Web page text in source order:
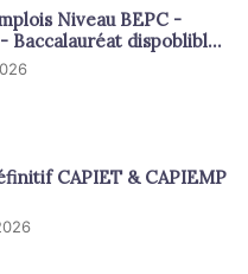
Niveau BEPC -
Baccalauréat dispoblible
CAPIET & CAPIEMP